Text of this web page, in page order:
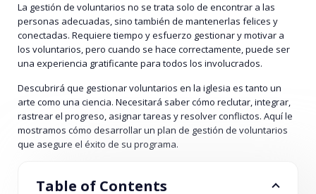
La gestión de voluntarios no se trata solo de encontrar a las
personas adecuadas, sino también de mantenerlas felices y
conectadas. Requiere tiempo y esfuerzo gestionar y motivar a
los voluntarios, pero cuando se hace correctamente, puede ser
una experiencia gratificante para todos los involucrados.
Descubrirá que gestionar voluntarios en la iglesia es tanto un
arte como una ciencia. Necesitará saber cómo reclutar, integrar,
rastrear el progreso, asignar tareas y resolver conflictos. Aquí le
mostramos cómo desarrollar un plan de gestión de voluntarios
que asegure el éxito de su programa.
Table of Contents